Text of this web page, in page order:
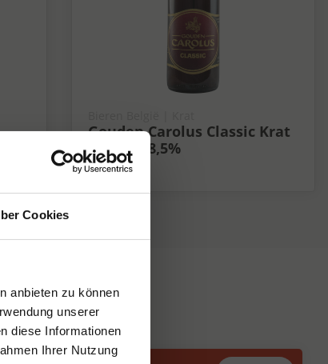
Cookies
anbieten zu können
unserer
diese Informationen
Ihrer Nutzung
Gouden Carolus Classic Krat
24x33 cl 8,5%
8.5%